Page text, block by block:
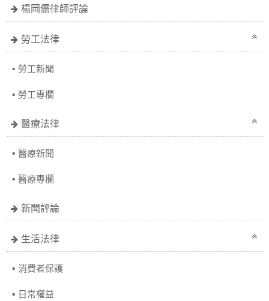
楊岡儒律師評論
勞工法律
勞工新聞
勞工專欄
醫療法律
醫療新聞
醫療專欄
新聞評論
生活法律
消費者保護
日常權益